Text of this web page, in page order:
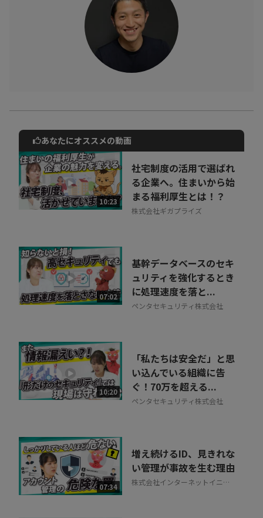
動画でご紹介しているサービスについて
お気軽にご相談・ご質問いただけます！
30秒でお申し込み可能
相談を希望する 無料
あなたにオススメの動画
10:23
社宅制度の活用で選ばれ
る企業へ。住まいから始
まる福利厚生とは！？
株式会社ギガプライズ
07:02
基幹データベースのセキ
ュリティを強化するとき
に処理速度を落と...
ペンタセキュリティ株式会社
10:20
「私たちは安全だ」と思
い込んでいる組織に告
ぐ！70万を超える...
ペンタセキュリティ株式会社
07:34
増え続けるID、見きれな
い管理が事故を生む理由
株式会社インターネットイニシ